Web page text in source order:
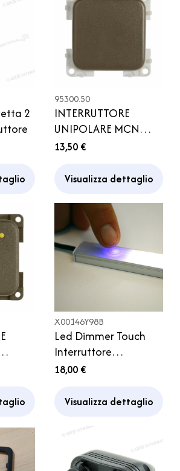
2
95300.50
INTERRUTTORE
UNIPOLARE MCN
MARRONE CBE
13,50 €
Visualizza dettaglio
X00146Y98B
Led Dimmer Touch
Interruttore
Sfioramento
Led Blu Indicatore
18,00 €
Visualizza dettaglio